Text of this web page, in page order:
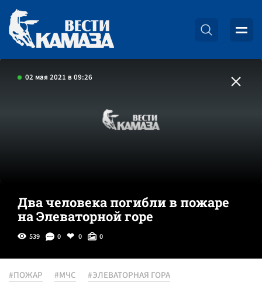
02 мая 2021 в 09:26
Два человека погибли в пожаре
на Элеваторной горе
539 0 0 0
#ПОЖАР #МЧС #ЭЛЕВАТОРНАЯ ГОРА